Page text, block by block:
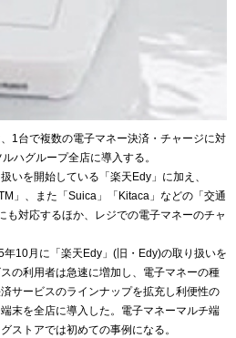
1台で複数の電子マネー決済・チャージに対
ハグループ全店に導入する。
いを開始している「楽天Edy」に加え、
」、また「Suica」「Kitaca」などの「交通
対応するほか、レジでの電子マネーのチャ
10月に「楽天Edy」(旧・Edy)の取り扱いを
の利用者は急速に増加し、電子マネーの種
サービスのラインナップを拡充し利便性の
末を全店に導入した。電子マネーマルチ端
ストアでは初めての事例になる。